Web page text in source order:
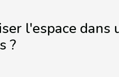
l'espace dans
?